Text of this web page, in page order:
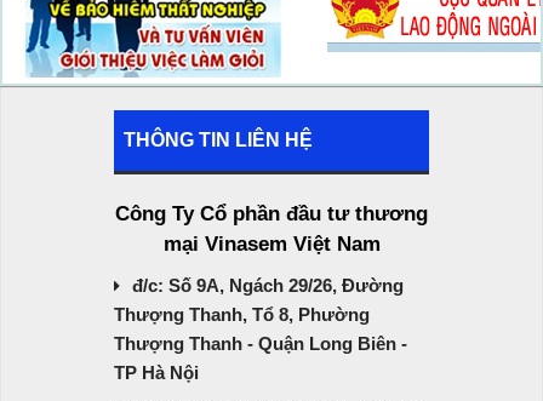
THÔNG TIN LIÊN HỆ
Công Ty Cổ phần đầu tư thương
mại Vinasem Việt Nam
đ/c: Số 9A, Ngách 29/26, Đường
Thượng Thanh, Tổ 8, Phường
Thượng Thanh - Quận Long Biên -
TP Hà Nội